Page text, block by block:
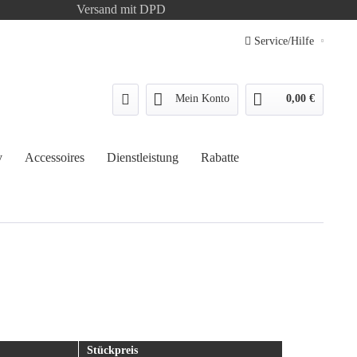
Versand mit DPD
Service/Hilfe
Mein Konto 0,00 €
Accessoires Dienstleistung Rabatte
Stückpreis